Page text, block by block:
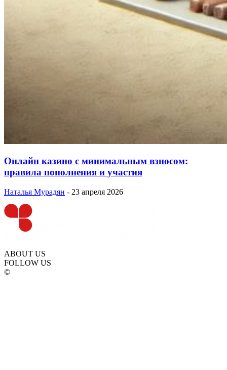
Онлайн казино с минимальным взносом:
правила пополнения и участия
Наталья Мурадян - 23 апреля 2026
ABOUT US
FOLLOW US
©